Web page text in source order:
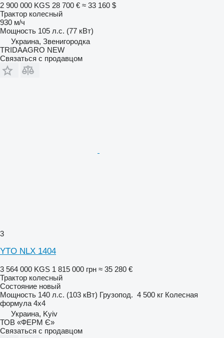
2 900 000 KGS 28 700 € ≈ 33 160 $
Трактор колесный
930 м/ч
Мощность 105 л.с. (77 кВт)
Украина, Звенигородка
TRIDAAGRO NEW
Связаться с продавцом
3
YTO NLX 1404
3 564 000 KGS 1 815 000 грн ≈ 35 280 €
Трактор колесный
Состояние новый
Мощность 140 л.с. (103 кВт) Грузопод. 4 500 кг Колесная
формула 4x4
Украина, Kyiv
ТОВ «ФЕРМ Є»
Связаться с продавцом